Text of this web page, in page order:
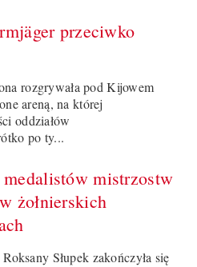
przeciwko
rozgrywała pod Kijowem
areną, na której
oddziałów
po ty...
mistrzostw
żołnierskich
Słupek zakończyła się